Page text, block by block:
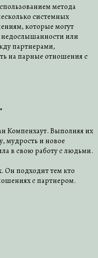
метода
системных
которые могут
или
партнерами,
на парные отношения с
Компенхаут. Выполняя их
мудрость и новое
в свою работу с людьми.
Он подходит тем кто
с партнером.